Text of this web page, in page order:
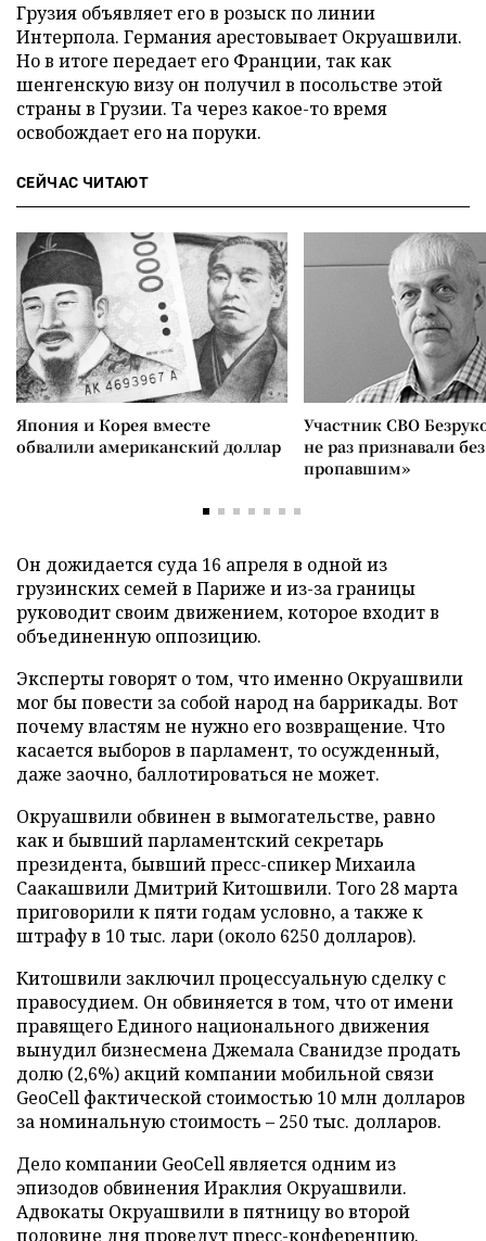
Грузия объявляет его в розыск по линии
Интерпола. Германия арестовывает Окруашвили.
Но в итоге передает его Франции, так как
шенгенскую визу он получил в посольстве этой
страны в Грузии. Та через какое-то время
освобождает его на поруки.
СЕЙЧАС ЧИТАЮТ
Япония и Корея вместе
обвалили американский доллар
Участник СВО
не раз признавали
пропавшим»
Он дожидается суда 16 апреля в одной из
грузинских семей в Париже и из-за границы
руководит своим движением, которое входит в
объединенную оппозицию.
Эксперты говорят о том, что именно Окруашвили
мог бы повести за собой народ на баррикады. Вот
почему властям не нужно его возвращение. Что
касается выборов в парламент, то осужденный,
даже заочно, баллотироваться не может.
Окруашвили обвинен в вымогательстве, равно
как и бывший парламентский секретарь
президента, бывший пресс-спикер Михаила
Саакашвили Дмитрий Китошвили. Того 28 марта
приговорили к пяти годам условно, а также к
штрафу в 10 тыс. лари (около 6250 долларов).
Китошвили заключил процессуальную сделку с
правосудием. Он обвиняется в том, что от имени
правящего Единого национального движения
вынудил бизнесмена Джемала Сванидзе продать
долю (2,6%) акций компании мобильной связи
GeoСell фактической стоимостью 10 млн долларов
за номинальную стоимость – 250 тыс. долларов.
Дело компании GeoСell является одним из
эпизодов обвинения Ираклия Окруашвили.
Адвокаты Окруашвили в пятницу во второй
половине дня проведут пресс-конференцию.